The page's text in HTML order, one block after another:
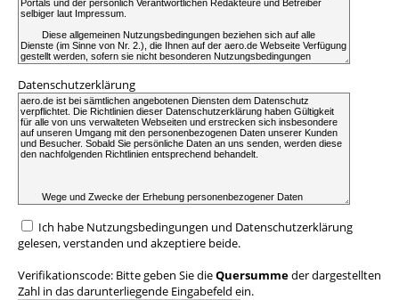
Datenschutzerklärung
Ich habe Nutzungsbedingungen und Datenschutzerklärung
gelesen, verstanden und akzeptiere beide.
Verifikationscode: Bitte geben Sie dieQuersummeder dargestellten
Zahl in das darunterliegende Eingabefeld ein.